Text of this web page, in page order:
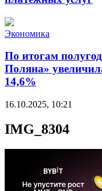
Экономика
По итогам
Поляна»
14,6%
16.10.2025, 10:21
IMG_8304